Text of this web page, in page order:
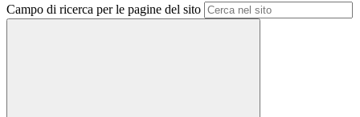
Campo di ricerca per le pagine del sito